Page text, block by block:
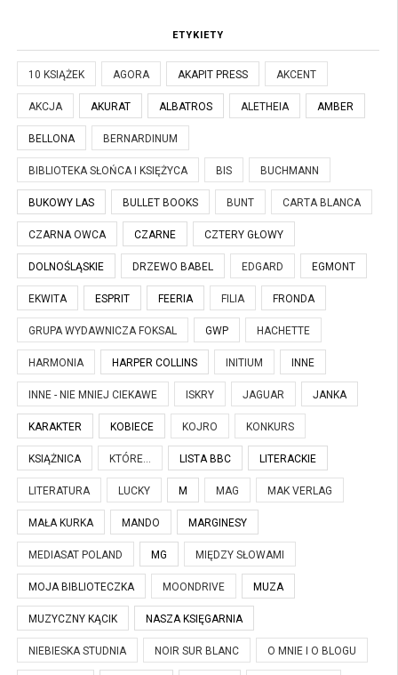
ETYKIETY
10 KSIĄŻEK AGORA AKAPIT PRESS AKCENT
AKCJA AKURAT ALBATROS ALETHEIA AMBER
BELLONA BERNARDINUM
BIBLIOTEKA SŁOŃCA I KSIĘŻYCA BIS BUCHMANN
BUKOWY LAS BULLET BOOKS BUNT CARTA BLANCA
CZARNA OWCA CZARNE CZTERY GŁOWY
DOLNOŚLĄSKIE DRZEWO BABEL EDGARD EGMONT
EKWITA ESPRIT FEERIA FILIA FRONDA
GRUPA WYDAWNICZA FOKSAL GWP HACHETTE
HARMONIA HARPER COLLINS INITIUM INNE
INNE - NIE MNIEJ CIEKAWE ISKRY JAGUAR JANKA
KARAKTER KOBIECE KOJRO KONKURS
KSIĄŻNICA KTÓRE... LISTA BBC LITERACKIE
LITERATURA LUCKY M MAG MAK VERLAG
MAŁA KURKA MANDO MARGINESY
MEDIASAT POLAND MG MIĘDZY SŁOWAMI
MOJA BIBLIOTECZKA MOONDRIVE MUZA
MUZYCZNY KĄCIK NASZA KSIĘGARNIA
NIEBIESKA STUDNIA NOIR SUR BLANC O MNIE I O BLOGU